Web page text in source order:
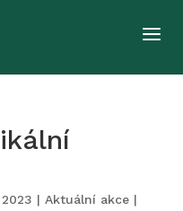
a
| Aktuální akce|